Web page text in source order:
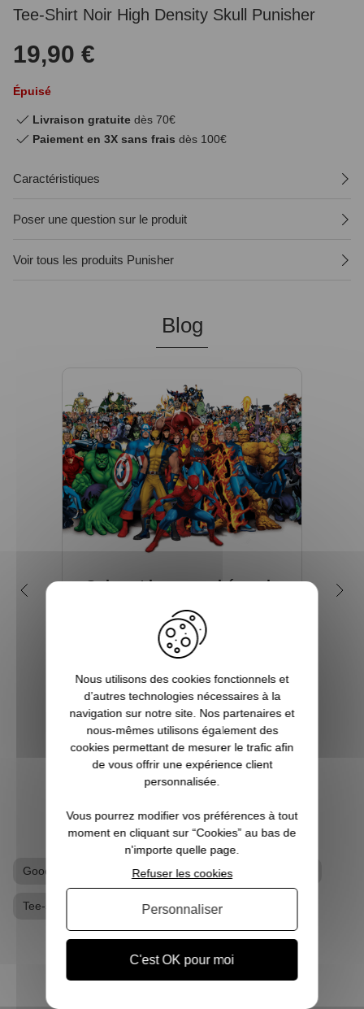
Tee-Shirt Noir High Density Skull Punisher
19,90 €
Épuisé
Livraison gratuite dès 70€
Paiement en 3X sans frais dès 100€
Caractéristiques
Poser une question sur le produit
Voir tous les produits Punisher
Blog
Qui sont les super-héros de
l'univers Marvel ?
Depuis de nombreuses années, l'on
assiste à la sortie de beaucoup de films
mettant en scène des super héros et effets
spéciaux insoupçonnables et
inimaginables. Et bien souvent, les budgets
à allouer sont tout aussi phénoménaux.
Souve...
VOIR L'ARTICLE
5
Goodies Marvel Goodies Punisher
Tee-shirt Punisher
Nous utilisons des cookies fonctionnels et
d’autres technologies nécessaires à la
navigation sur notre site. Nos partenaires et
nous-mêmes utilisons également des
cookies permettant de mesurer le trafic afin
de vous offrir une expérience client
personnalisée.
Vous pourrez modifier vos préférences à tout
moment en cliquant sur “Cookies” au bas de
n'importe quelle page.
C'est OK pour moi
Refuser les cookies
Personnaliser